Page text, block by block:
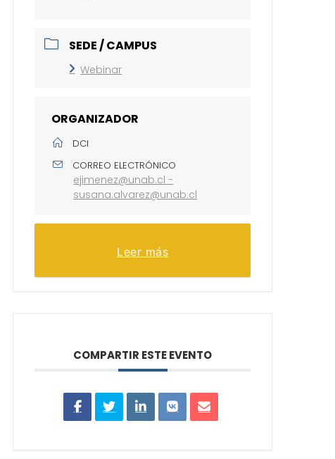
SEDE / CAMPUS
Webinar
ORGANIZADOR
DCI
CORREO ELECTRÓNICO
ejimenez@unab.cl -
susana.alvarez@unab.cl
Leer más
COMPARTIR ESTE EVENTO